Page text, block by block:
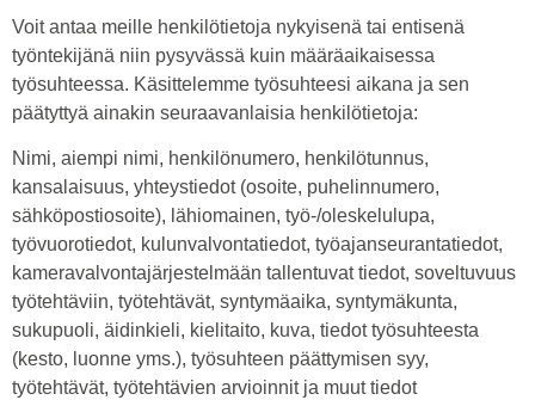
Voit antaa meille henkilötietoja nykyisenä tai entisenä
työntekijänä niin pysyvässä kuin määräaikaisessa
työsuhteessa. Käsittelemme työsuhteesi aikana ja sen
päätyttyä ainakin seuraavanlaisia henkilötietoja:
Nimi, aiempi nimi, henkilönumero, henkilötunnus,
kansalaisuus, yhteystiedot (osoite, puhelinnumero,
sähköpostiosoite), lähiomainen, työ-/oleskelulupa,
työvuorotiedot, kulunvalvontatiedot, työajanseurantatiedot,
kameravalvontajärjestelmään tallentuvat tiedot, soveltuvuus
työtehtäviin, työtehtävät, syntymäaika, syntymäkunta,
sukupuoli, äidinkieli, kielitaito, kuva, tiedot työsuhteesta
(kesto, luonne yms.), työsuhteen päättymisen syy,
työtehtävät, työtehtävien arvioinnit ja muut tiedot